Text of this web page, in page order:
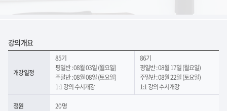
강의개요
개강일정
85기
평일반 : 08월 03일 (월요일)
주말반 : 08월 08일 (토요일)
1:1 강의 수시개강
86기
평일반 : 08월 17일 (월요일)
주말반 : 08월 22일 (토요일)
1:1 강의 수시개강
정원 20명